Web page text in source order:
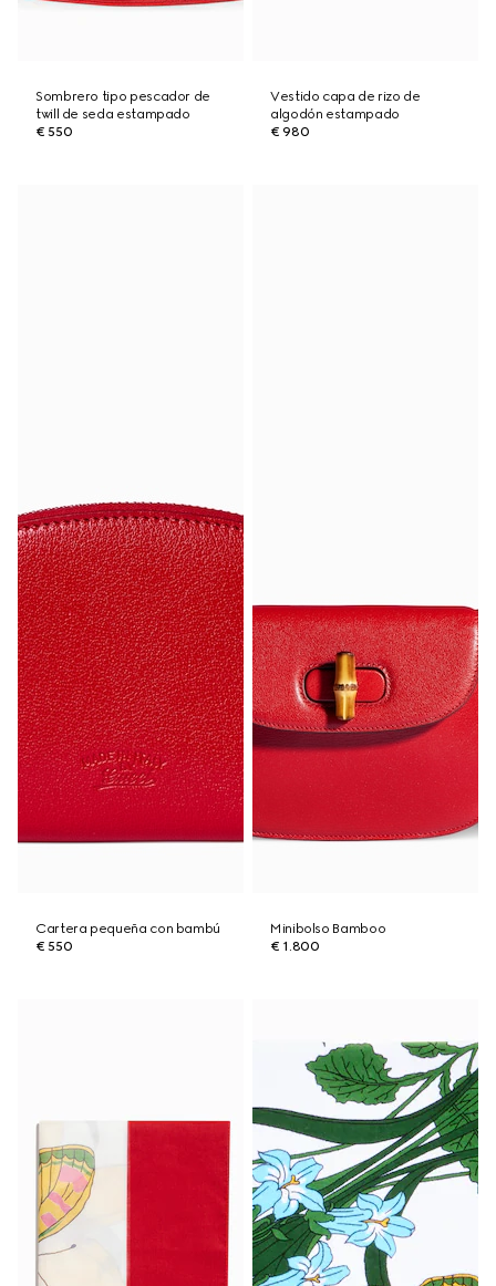
Sombrero tipo pescador de
twill de seda estampado
€ 550
Vestido capa de rizo de
algodón estampado
€ 980
Cartera pequeña con bambú
€ 550
Minibolso Bamboo
€ 1.800